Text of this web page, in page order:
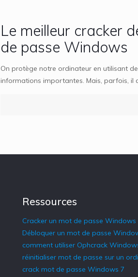
Le meilleur cracker
de passe Windows
On protège notre ordinateur en utilisant
informations importantes. Mais, parfois, il
Ressources
Cracker un mot de passe Windows
Débloquer un mot de passe
comment utiliser Ophcrack
réinitialiser mot de passe sur un
crack mot de passe Windows 7